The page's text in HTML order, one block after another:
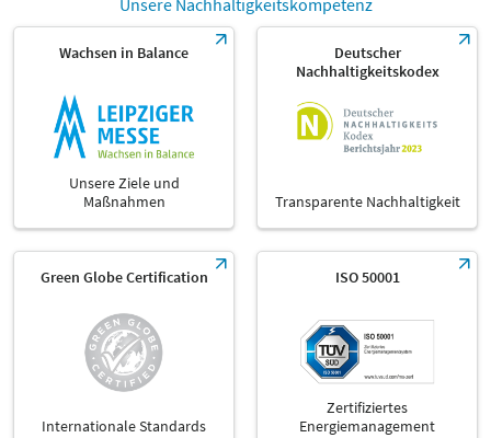
Unsere Nachhaltigkeitskompetenz
Wachsen in Balance
Unsere Ziele und
Maßnahmen
Deutscher
Nachhaltigkeitskodex
Transparente Nachhaltigkeit
Green Globe Certification
Internationale Standards
ISO 50001
Zertifiziertes
Energiemanagement